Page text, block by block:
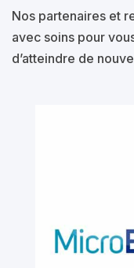
Nos partenaires et
avec soins pour
d’atteindre de